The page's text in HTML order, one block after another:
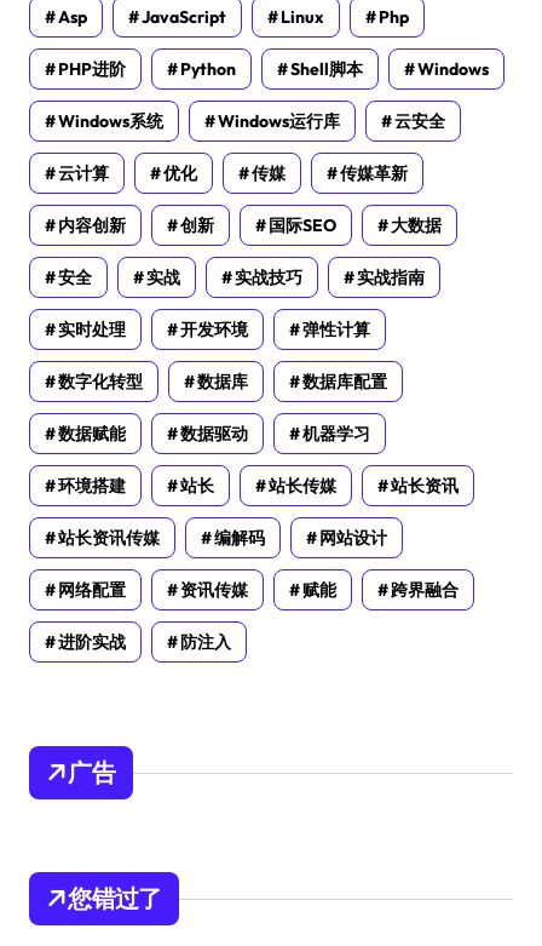
Asp JavaScript Linux Php
PHP进阶 Python Shell脚本 Windows
Windows系统 Windows运行库 云安全
云计算 优化 传媒 传媒革新
内容创新 创新 国际SEO 大数据
安全 实战 实战技巧 实战指南
实时处理 开发环境 弹性计算
数字化转型 数据库 数据库配置
数据赋能 数据驱动 机器学习
环境搭建 站长 站长传媒 站长资讯
站长资讯传媒 编解码 网站设计
网络配置 资讯传媒 赋能 跨界融合
进阶实战 防注入
广告
您错过了